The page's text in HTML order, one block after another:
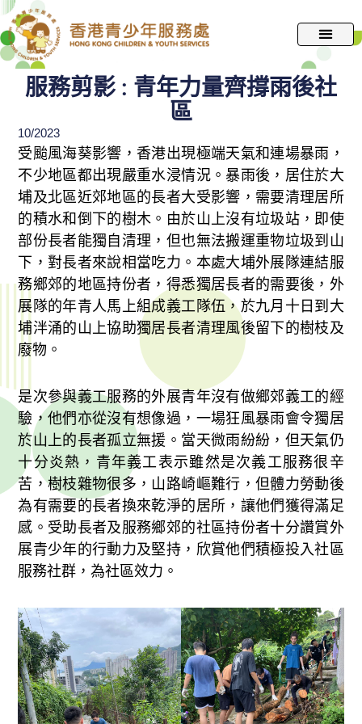
跳
至
主
服務剪影 : 青年力量齊撐雨後社
區
10/2023
受颱風海葵影響，香港出現極端天氣和連場暴雨，
不少地區都出現嚴重水浸情況。暴雨後，居住於大
埔及北區近郊地區的長者大受影響，需要清理居所
的積水和倒下的樹木。由於山上沒有垃圾站，即使
部份長者能獨自清理，但也無法搬運重物垃圾到山
下，對長者來說相當吃力。本處大埔外展隊連結服
務鄉郊的地區持份者，得悉獨居長者的需要後，外
展隊的年青人馬上組成義工隊伍，於九月十日到大
埔泮涌的山上協助獨居長者清理風後留下的樹枝及
廢物。
是次參與義工服務的外展青年沒有做鄉郊義工的經
驗，他們亦從沒有想像過，一場狂風暴雨會令獨居
於山上的長者孤立無援。當天微雨紛紛，但天氣仍
十分炎熱，青年義工表示雖然是次義工服務很辛
苦，樹枝雜物很多，山路崎嶇難行，但體力勞動後
為有需要的長者換來乾淨的居所，讓他們獲得滿足
感。受助長者及服務鄉郊的社區持份者十分讚賞外
展青少年的行動力及堅持，欣賞他們積極投入社區
服務社群，為社區效力。